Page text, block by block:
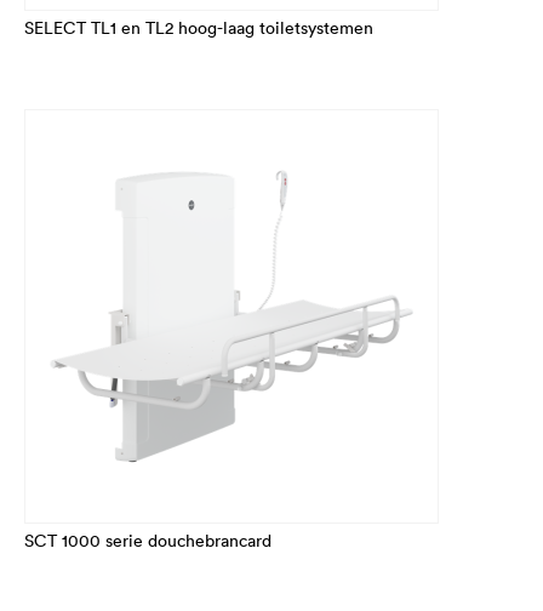
SELECT TL1 en TL2 hoog-laag toiletsystemen
SCT 1000 serie douchebrancard